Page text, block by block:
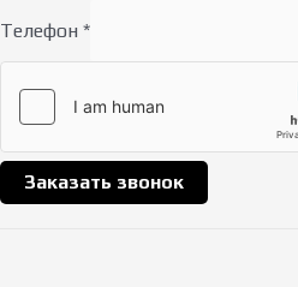
Телефон *
Заказать звонок